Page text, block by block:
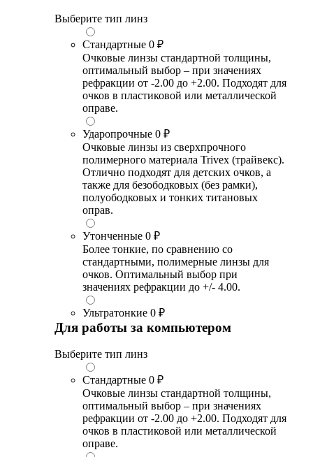
Выберите тип линз
Стандартные 0 ₽
Очковые линзы стандартной толщины,
оптимальный выбор – при значениях
рефракции от -2.00 до +2.00. Подходят для
очков в пластиковой или металлической
оправе.
Ударопрочные 0 ₽
Очковые линзы из сверхпрочного
полимерного материала Trivex (трайвекс).
Отлично подходят для детских очков, а
также для безободковых (без рамки),
полуободковых и тонких титановых
оправ.
Утонченные 0 ₽
Более тонкие, по сравнению со
стандартными, полимерные линзы для
очков. Оптимальный выбор при
значениях рефракции до +/- 4.00.
Ультратонкие 0 ₽
Для работы за компьютером
Выберите тип линз
Стандартные 0 ₽
Очковые линзы стандартной толщины,
оптимальный выбор – при значениях
рефракции от -2.00 до +2.00. Подходят для
очков в пластиковой или металлической
оправе.